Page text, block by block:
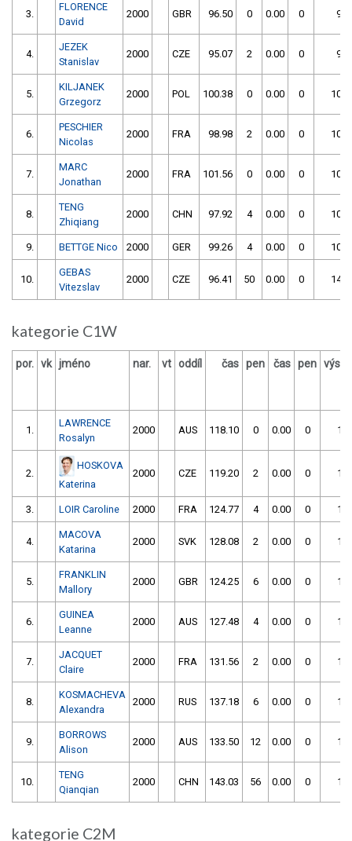
3.
FLORENCE
David
2000 GBR 96.50 0 0.00 0
4.
JEZEK
Stanislav
2000 CZE 95.07 2 0.00 0
5.
KILJANEK
Grzegorz
2000 POL 100.38 0 0.00 0
6.
PESCHIER
Nicolas
2000 FRA 98.98 2 0.00 0
7.
MARC
Jonathan
2000 FRA 101.56 0 0.00 0
8.
TENG
Zhiqiang
2000 CHN 97.92 4 0.00 0
9. BETTGE Nico 2000 GER 99.26 4 0.00 0
10.
GEBAS
Vitezslav
2000 CZE 96.41 50 0.00 0
kategorie C1W
por. vk jméno nar. vt oddíl čas pen čas pen
1.
LAWRENCE
Rosalyn
2000 AUS 118.10 0 0.00 0
2.
HOSKOVA
Katerina
2000 CZE 119.20 2 0.00 0
3. LOIR Caroline 2000 FRA 124.77 4 0.00 0
4.
MACOVA
Katarina
2000 SVK 128.08 2 0.00 0
5.
FRANKLIN
Mallory
2000 GBR 124.25 6 0.00 0
6.
GUINEA
Leanne
2000 AUS 127.48 4 0.00 0
7.
JACQUET
Claire
2000 FRA 131.56 2 0.00 0
8.
KOSMACHEVA
Alexandra
2000 RUS 137.18 6 0.00 0
9.
BORROWS
Alison
2000 AUS 133.50 12 0.00 0
10.
TENG
Qianqian
2000 CHN 143.03 56 0.00 0
kategorie C2M